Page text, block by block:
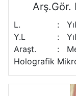
Arş.Gör.
L. :
Y.L
:
Araşt.
:
Holografik